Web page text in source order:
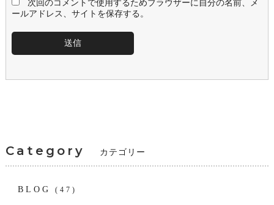
次回のコメントで使用するためブラウザーに自分の名前、メ
ールアドレス、サイトを保存する。
Category カテゴリー
BLOG (47)